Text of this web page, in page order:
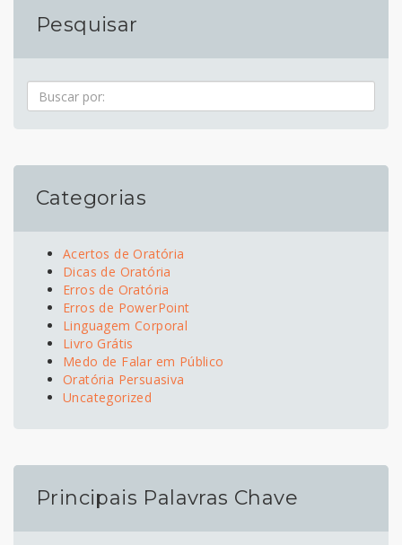
Pesquisar
Pesquisa
Categorias
Acertos de Oratória
Dicas de Oratória
Erros de Oratória
Erros de PowerPoint
Linguagem Corporal
Livro Grátis
Medo de Falar em Público
Oratória Persuasiva
Uncategorized
Principais Palavras Chave